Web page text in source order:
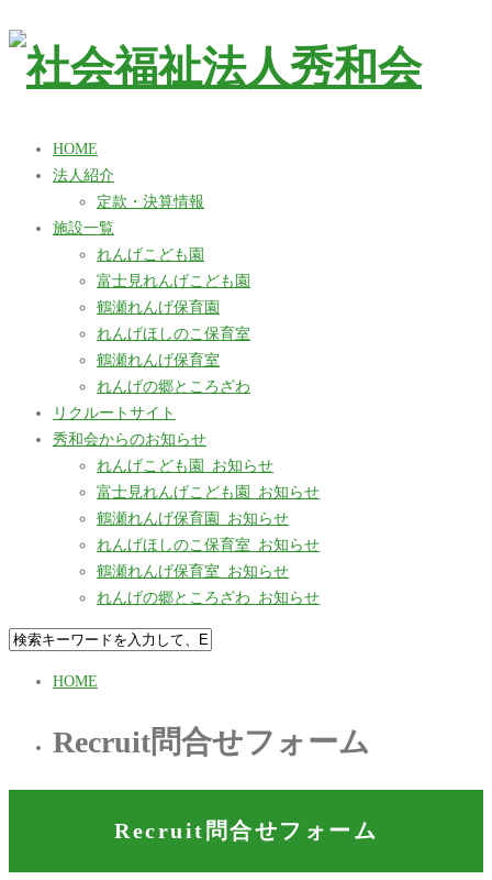
HOME
法人紹介
定款・決算情報
施設一覧
れんげこども園
富士見れんげこども園
鶴瀬れんげ保育園
れんげほしのこ保育室
鶴瀬れんげ保育室
れんげの郷ところざわ
リクルートサイト
秀和会からのお知らせ
れんげこども園_お知らせ
富士見れんげこども園_お知らせ
鶴瀬れんげ保育園_お知らせ
れんげほしのこ保育室_お知らせ
鶴瀬れんげ保育室_お知らせ
れんげの郷ところざわ_お知らせ
HOME
Recruit問合せフォーム
Recruit問合せフォーム